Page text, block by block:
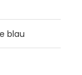
blau